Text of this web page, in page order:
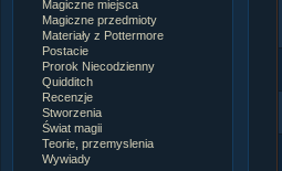
Magiczne miejsca
Magiczne przedmioty
Materiały z Pottermore
Postacie
Prorok Niecodzienny
Quidditch
Recenzje
Stworzenia
Świat magii
Teorie, przemyslenia
Wywiady